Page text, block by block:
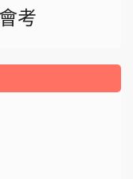
考